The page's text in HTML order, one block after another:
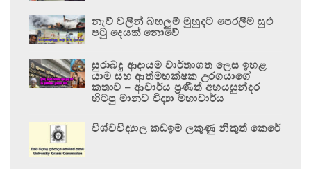
නැව් වලින් බහලුම් මුහුදට පෙරලීම සුළු
පටු දෙයක් නොවේ
සුරාබදු ආදායම වාර්තාගත ලෙස ඉහළ
යාම සහ ආත්මභක්ෂක උරගයාගේ
කතාව – ආචාර්ය ප්‍රණීත් අභයසුන්දර
හිටපු මානව විද්‍යා මහාචාර්ය
විශ්වවිද්‍යාල කඩඉම් ලකුණු නිකුත් කෙරේ